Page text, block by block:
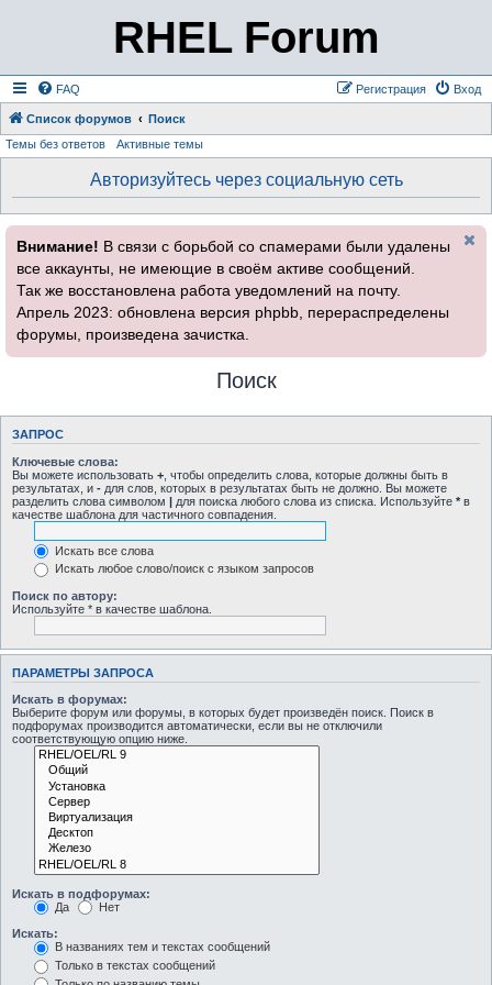
RHEL Forum
FAQ Вход
Регистрация
Список форумов
Поиск
Темы без ответов
Активные темы
Авторизуйтесь через социальную сеть
Внимание! В связи с борьбой со спамерами были удалены
все аккаунты, не имеющие в своём активе сообщений.
Так же восстановлена работа уведомлений на почту.
Апрель 2023: обновлена версия phpbb, перераспределены
форумы, произведена зачистка.
Поиск
ЗАПРОС
Ключевые слова:
Вы можете использовать + , чтобы определить слова, которые должны быть в
результатах, и - для слов, которых в результатах быть не должно. Вы можете
разделить слова символом | для поиска любого слова из списка. Используйте * в
качестве шаблона для частичного совпадения.
Искать все слова
Искать любое слово/поиск с языком запросов
Поиск по автору:
Используйте * в качестве шаблона.
ПАРАМЕТРЫ ЗАПРОСА
Искать в форумах:
Выберите форум или форумы, в которых будет произведён поиск. Поиск в
подфорумах производится автоматически, если вы не отключили
соответствующую опцию ниже.
Искать в подфорумах:
Да
Нет
Искать:
В названиях тем и текстах сообщений
Только в текстах сообщений